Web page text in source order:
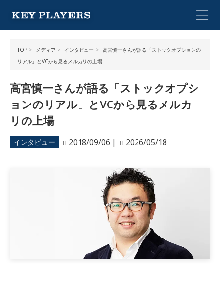
TOP メディア インタビュー
高宮慎一さんが語る「ストックオプションの
リアル」とVCから見るメルカリの上場
高宮慎一さんが語る「ストックオプシ
ョンのリアル」とVCから見るメルカ
リの上場
インタビュー 2018/09/06 | 2026/05/18